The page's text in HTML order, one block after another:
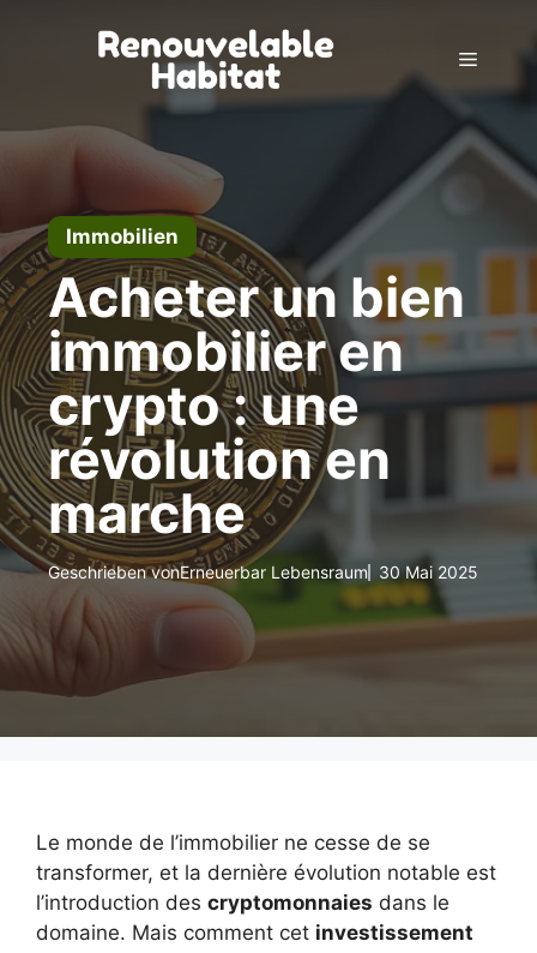
Menü
Immobilien
Acheter un bien
immobilier en
crypto : une
révolution en
marche
Geschrieben vonErneuerbar Lebensraum 30 Mai 2025
Le monde de l’immobilier ne cesse de se
transformer, et la dernière évolution notable est
l’introduction des cryptomonnaies dans le
domaine. Mais comment cet investissement